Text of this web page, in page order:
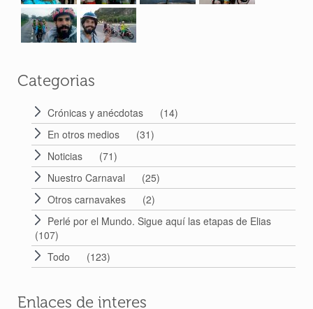
Categorias
Crónicas y anécdotas
(14)
En otros medios
(31)
Noticias
(71)
Nuestro Carnaval
(25)
Otros carnavakes
(2)
Perlé por el Mundo. Sigue aquí las etapas de Elias
(107)
Todo
(123)
Enlaces de interes